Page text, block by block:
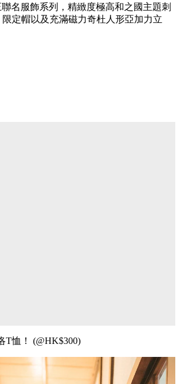
名服飾系列，精緻度極高和之國主題刺
定帽以及充滿磁力奇杜人形亞加力立
T恤！ (@HK$300)